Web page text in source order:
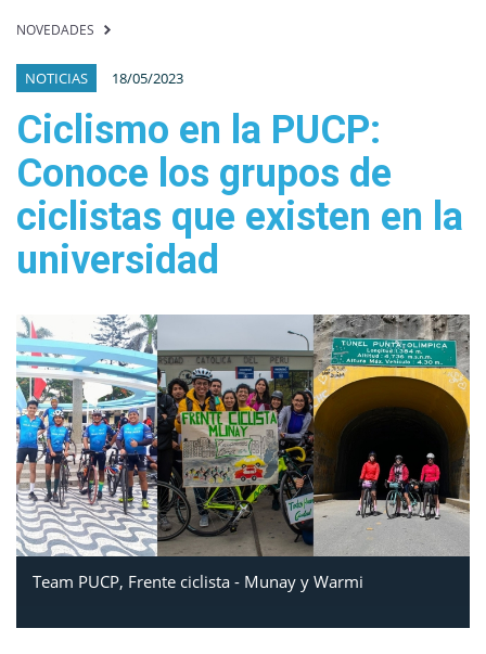
NOVEDADES
NOTICIAS 18/05/2023
Ciclismo en la PUCP:
Conoce los grupos de
ciclistas que existen en la
universidad
Team PUCP, Frente ciclista - Munay y Warmi